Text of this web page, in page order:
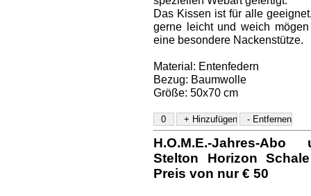
Das Kissen ist für alle
gerne leicht und weich
eine besondere Nackenstütze.
Material: Entenfedern
Bezug: Baumwolle
Größe: 50x70 cm
H.O.M.E.-Jahres-
Stelton Horizon
Preis von nur € 50